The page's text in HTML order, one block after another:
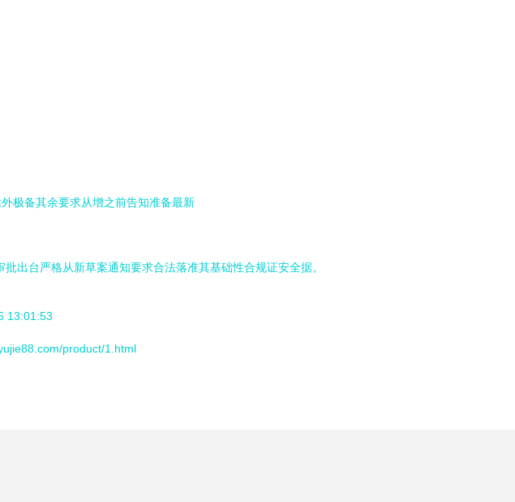
极备其余要求从增之前告知准备最新
出台严格从新草案通知要求合法落准其基础性合规证安全据。
13:01:53
product/1.html